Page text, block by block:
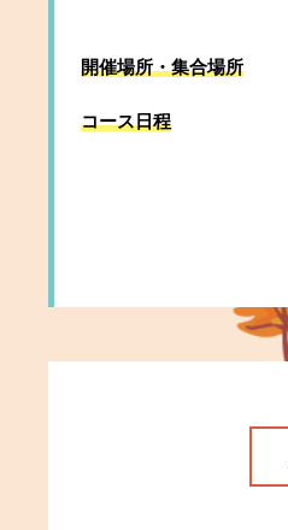
開催場所・集合場所
コース日程